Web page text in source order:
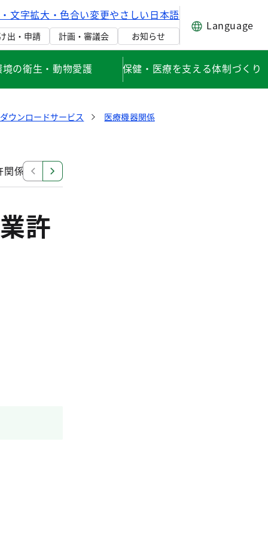
文字拡大・色合い変更やさしい日本語
出・申請 計画・審議会 お知らせ
Language
の衛生・動物愛護 保健・医療を支える体制づくり
ウンロードサービス 医療機器関係
関係 覚醒剤原料関係（医療機関・薬局）
許